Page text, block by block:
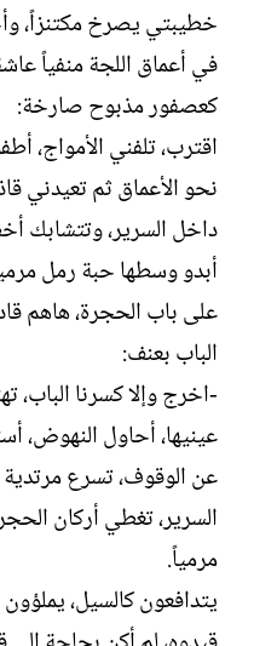
خطيبتي يصرخ مكتنزاً،
في أعماق اللجة منفياً
كعصفور مذبوح صارخة:‏
اقترب، تلفني الأمواج،
نحو الأعماق ثم تعيدني
داخل السرير، وتتشابك
أبدو وسطها حبة رمل
على باب الحجرة، هاهم
الباب بعنف:‏
-اخرج وإلا كسرنا
عينيها، أحاول النهوض،
عن الوقوف، تسرع
السرير، تغطي أركان
مرمياً.‏
يتدافعون كالسيل،